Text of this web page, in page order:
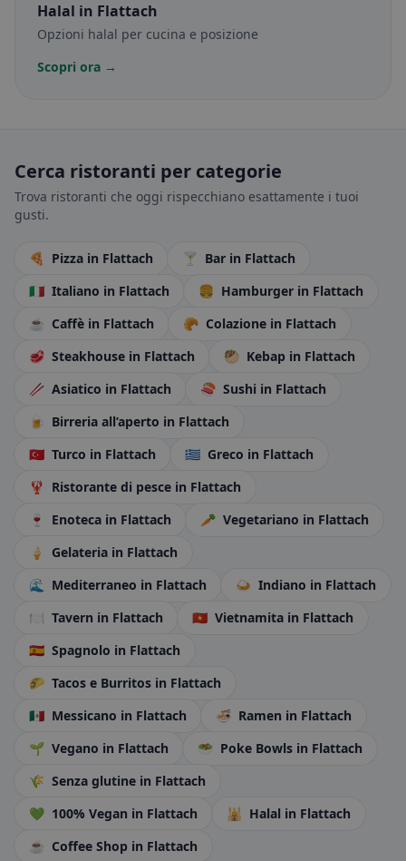
Halal in Flattach
Opzioni halal per cucina e posizione
Scopri ora →
Cerca ristoranti per categorie
Trova ristoranti che oggi rispecchiano esattamente i tuoi
gusti.
🍕 Pizza in Flattach 🍸 Bar in Flattach
🇮🇹 Italiano in Flattach 🍔 Hamburger in Flattach
☕ Caffè in Flattach 🥐 Colazione in Flattach
🥩 Steakhouse in Flattach 🥙 Kebap in Flattach
🥢 Asiatico in Flattach 🍣 Sushi in Flattach
🍺 Birreria all’aperto in Flattach
🇹🇷 Turco in Flattach 🇬🇷 Greco in Flattach
🦞 Ristorante di pesce in Flattach
🍷
Enoteca in Flattach 🥕 Vegetariano in Flattach
🍦
Gelateria in Flattach
🌊
Mediterraneo in Flattach 🍛 Indiano in Flattach
🍽️ Tavern in Flattach 🇻🇳 Vietnamita in Flattach
🇪🇸 Spagnolo in Flattach
🌮 Tacos e Burritos in Flattach
🇲🇽 Messicano in Flattach 🍜 Ramen in Flattach
🌱 Vegano in Flattach 🥗 Poke Bowls in Flattach
🌾 Senza glutine in Flattach
💚 100% Vegan in Flattach 🕌 Halal in Flattach
☕ Coffee Shop in Flattach